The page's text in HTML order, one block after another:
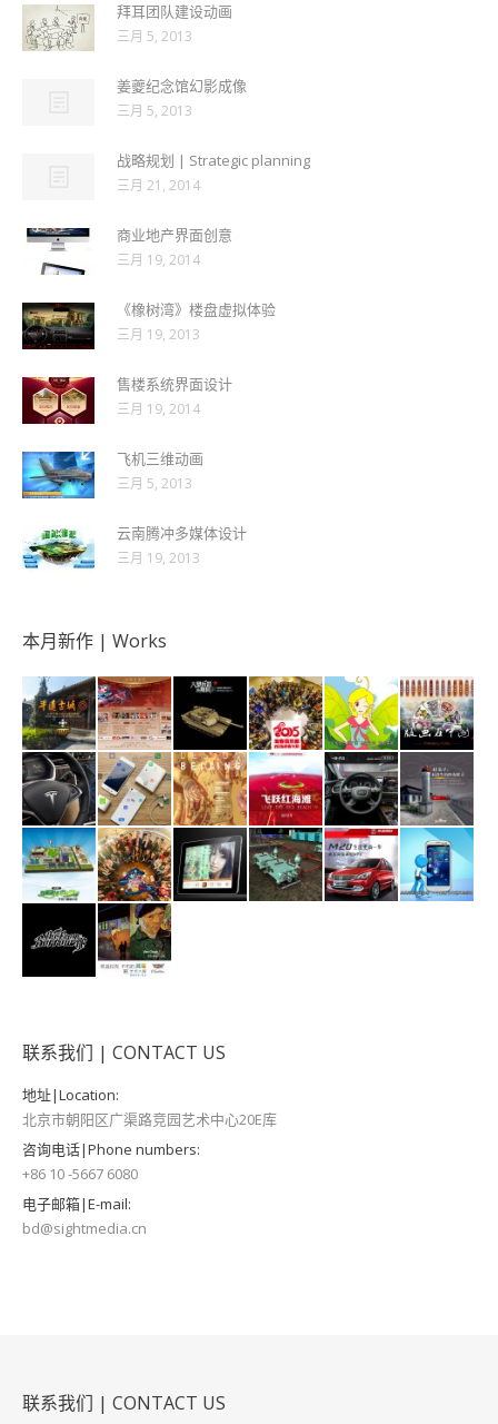
拜耳团队建设动画
三月 5, 2013
姜夔纪念馆幻影成像
三月 5, 2013
战略规划 | Strategic planning
三月 21, 2014
商业地产界面创意
三月 19, 2014
《橡树湾》楼盘虚拟体验
三月 19, 2013
售楼系统界面设计
三月 19, 2014
飞机三维动画
三月 5, 2013
云南腾冲多媒体设计
三月 19, 2013
本月新作 | Works
联系我们 | CONTACT US
地址|Location:
北京市朝阳区广渠路竞园艺术中心20E库
咨询电话|Phone numbers:
+86 10 -5667 6080
电子邮箱|E-mail:
bd@sightmedia.cn
联系我们 | CONTACT US